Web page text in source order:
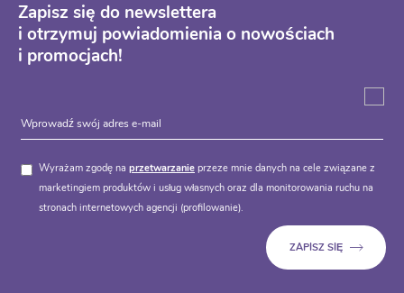
Zapisz się do newslettera
i otrzymuj powiadomienia o nowościach
i promocjach!
Wyrażam zgodę na przetwarzanie przeze mnie danych na cele związane z
marketingiem produktów i usług własnych oraz dla monitorowania ruchu na
stronach internetowych agencji (profilowanie).